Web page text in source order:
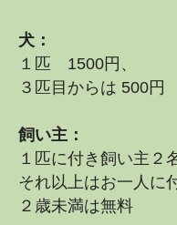
犬：
１匹 1500円、
３匹目からは 500円
飼い主：
１匹に付き飼い主２
それ以上はお一人に
２歳未満は無料